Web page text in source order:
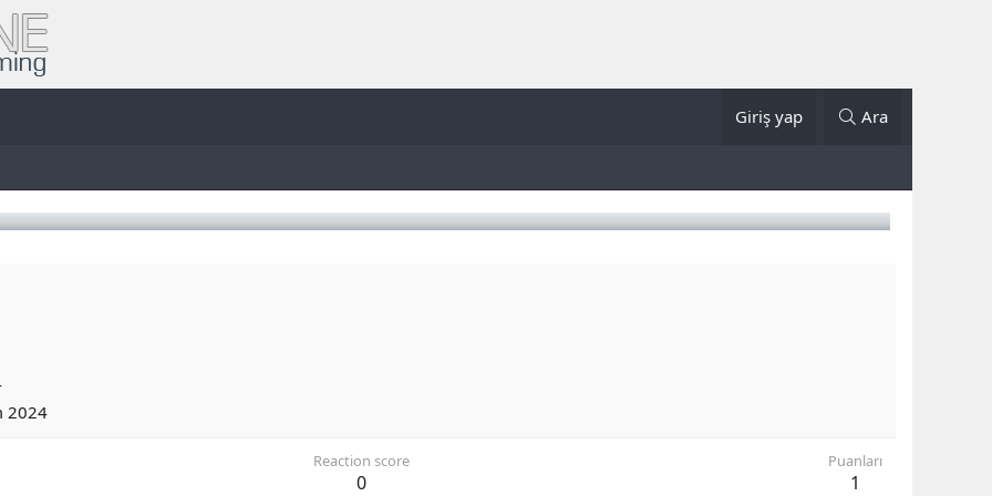
Giriş yap Ara
2024
Reaction score
0
Puanları
1